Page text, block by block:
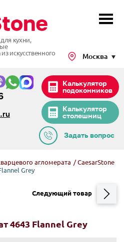
кухни,
искусственного
Калькулятор
столешниц
Калькулятор
подоконников
Москва
Задать вопрос
агломерата /CaesarStone
Grey
4643 Flannel Grey